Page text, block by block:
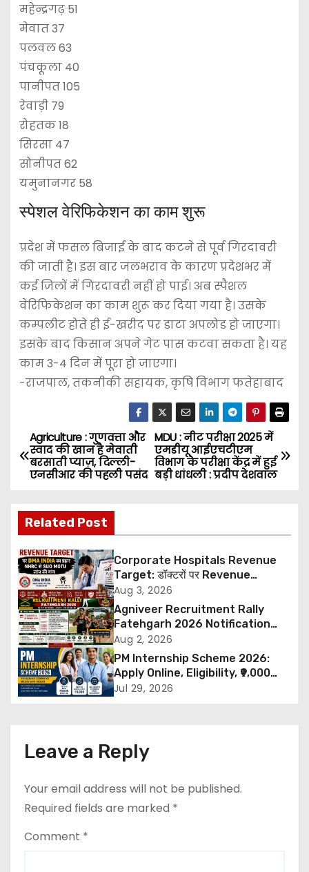
महेन्द्रगढ़ 51
मेवात 37
पलवल 63
पंचकूला 40
पानीपत 105
रेवाड़ी 79
रोहतक 18
सिरसा 47
सोनीपत 62
यमुनानगर 58
स्पेशल वेरिफिकेशन का काम शुरू
प्रदेश में फसल बिजाई के बाद कटने से पूर्व गिरदावरी
की जाती है। इस बार जलभराव के कारण प्रदेशभर में
कई जिलों में गिरदावरी नहीं हो पाई। अब स्पैशल
वेरिफिकेशन का काम शुरू कर दिया गया है। उसके
कम्पलीट होते ही ई-खरीद पर डाटा अपलोड हो जाएगा।
इसके बाद किसान अपने गेट पास कटवा सकता है। यह
काम 3-4 दिन में पूरा हो जाएगा।
-राजपाल, तकनीकी सहायक, कृषि विभाग फतेहाबाद
P
o
t
n
a
v
i
g
o
MDU : नीट परीक्षा 2025 में
एमडीयू आईएचटीएम
विभाग के परीक्षा केंद्र में हुई
बड़ी धांधली : प्रदीप देशवाल
Agriculture : गुणवत्ता और
स्वाद की खान है मेवाती
बरसाती प्याज़, दिल्ली-
एनसीआर की पहली पसंद
Related Post
Corporate Hospitals Revenue
Target: डॉक्टरों पर Revenue
Targets थोपने के खिलाफ DMA India
का बड़ा कदम, NHRC से Suo Motu जांच
की मांग
Aug 3, 2026
Agniveer Recruitment Rally
Fatehgarh 2026 Notification
Out – Rajput Regimental Centre
Rally Schedule, Eligibility,
Documents & Selection Process
Aug 2, 2026
PM Internship Scheme 2026:
Apply Online, Eligibility, ₹9,000
Stipend, Benefits, Selection
Jul 29, 2026
Leave a Reply
Your email address will not be published.
Required fields are marked *
Comment *